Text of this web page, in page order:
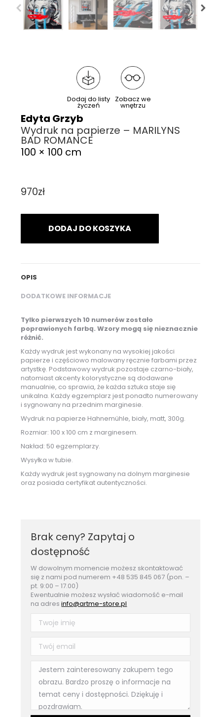
Previous
Dodaj do listy
życzeń
Zobacz we
wnętrzu
Edyta Grzyb
Wydruk na papierze – MARILYNS
BAD ROMANCE
100 × 100 cm
970zł
DODAJ DO KOSZYKA
OPIS
DODATKOWE INFORMACJE
Tylko pierwszych 10 numerów zostało
poprawionych farbą. Wzory mogą się nieznacznie
różnić.
Każdy wydruk jest wykonany na wysokiej jakości
papierze i częściowo malowany ręcznie farbami przez
artystkę. Podstawowy wydruk pozostaje czarno-biały,
natomiast akcenty kolorystyczne są dodawane
manualnie, co sprawia, że każda sztuka staje się
unikalna. Każdy egzemplarz jest ponadto numerowany
i sygnowany na przednim marginesie.
Wydruk na papierze Hahnemühle, biały, matt, 300g.
Rozmiar: 100 x 100 cm z marginesem.
Nakład: 50 egzemplarzy.
Wysyłka w tubie.
Każdy wydruk jest sygnowany na dolnym marginesie
oraz posiada certyfikat autentyczności.
Brak ceny? Zapytaj o
dostępność
W dowolnym momencie możesz skontaktować
się z nami pod numerem +48 535 845 067 (pon. –
pt. 9:00 – 17.00)
Ewentualnie możesz wysłać wiadomość e-mail
na adresinfo@artme-store.pl